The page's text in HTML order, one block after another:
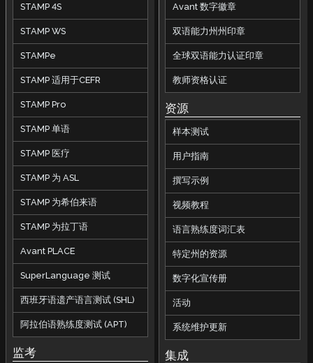
STAMP 4S
STAMP WS
STAMPe
STAMP 适用于CEFR
STAMP Pro
STAMP 单语
STAMP 医疗
STAMP 为 ASL
STAMP 为希伯来语
STAMP 为拉丁语
Avant PLACE
SuperLanguage 测试
西班牙语遗产语言测试 (SHL)
阿拉伯语熟练度测试 (APT)
监考
Avant 数字徽章
双语能力州州印章
全球双语能力认证印章
教师资格认证
资源
样本测试
用户指南
撰写示例
视频教程
语言熟练度词汇表
特定州的资源
数字化宣传册
活动
系统维护更新
集成